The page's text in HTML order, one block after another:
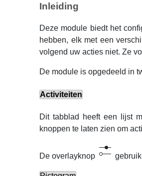
Inleiding
Deze module biedt het
hebben, elk met een
volgend uw acties niet. Ze
De module is opgedeeld in
Activiteiten
Dit tabblad heeft een lijst
knoppen te laten zien om
De overlayknop